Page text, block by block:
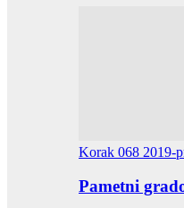
Korak 068 2019-
Pametni